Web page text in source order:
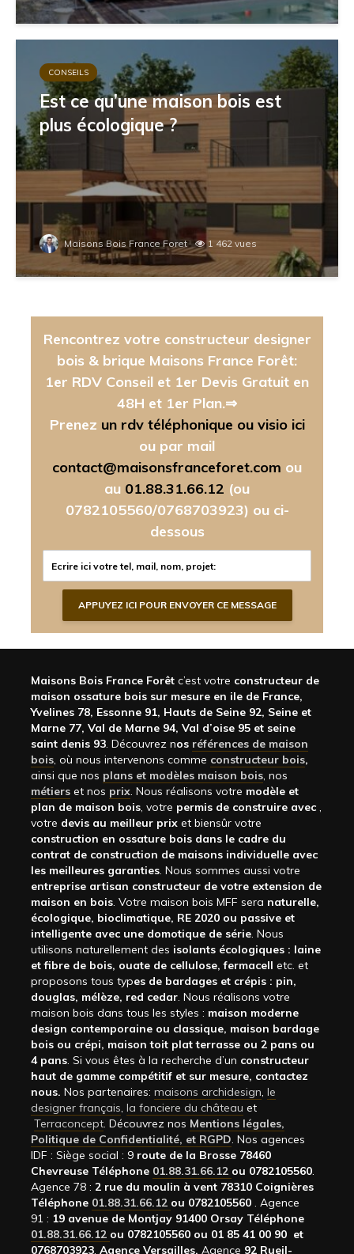
CONSEILS
Est ce qu’une maison bois est
plus écologique ?
Maisons Bois France Foret 1 462 vues
Rencontrez votre constructeur designer
bois & brique Maisons France Forêt:
1er RDV Conseil et 1er Devis Gratuit en
48H et 1er Plan.⇒
Prenez un rdv téléphonique ou visio ici
ou par mail
contact@maisonsfranceforet.com ou
au 01.88.31.66.12 (ou
0782105560/0768703923) ou ci-
dessous
Maisons Bois France Forêt c’est votre constructeur de
maison ossature bois sur mesure en ile de France,
Yvelines 78, Essonne 91, Hauts de Seine 92, Seine et
Marne 77, Val de Marne 94, Val d’oise 95 et seine
saint denis 93. Découvrez nos références de maison
bois, où nous intervenons comme constructeur bois,
ainsi que nos plans et modèles maison bois, nos
métiers et nos prix. Nous réalisons votre modèle et
plan de maison bois, votre permis de construire avec ,
votre devis au meilleur prix et biensûr votre
construction en ossature bois dans le cadre du
contrat de construction de maisons individuelle avec
les meilleures garanties. Nous sommes aussi votre
entreprise artisan constructeur de votre extension de
maison en bois. Votre maison bois MFF sera naturelle,
écologique, bioclimatique, RE 2020 ou passive et
intelligente avec une domotique de série. Nous
utilisons naturellement des isolants écologiques : laine
et fibre de bois, ouate de cellulose, fermacell etc. et
proposons tous types de bardages et crépis : pin,
douglas, mélèze, red cedar. Nous réalisons votre
maison bois dans tous les styles : maison moderne
design contemporaine ou classique, maison bardage
bois ou crépi, maison toit plat terrasse ou 2 pans ou
4 pans. Si vous êtes à la recherche d’un constructeur
haut de gamme compétitif et sur mesure, contactez
nous. Nos partenaires: maisons archidesign, le
designer français, la fonciere du château et
Terraconcept. Découvrez nos Mentions légales,
Politique de Confidentialité, et RGPD. Nos agences
IDF : Siège social : 9 route de la Brosse 78460
Chevreuse Téléphone 01.88.31.66.12 ou 0782105560.
Agence 78 : 2 rue du moulin à vent 78310 Coignières
Téléphone 01.88.31.66.12 ou 0782105560 . Agence
91 : 19 avenue de Montjay 91400 Orsay Téléphone
01.88.31.66.12 ou 0782105560 ou 01 85 41 00 90 et
0768703923. Agence Versailles. Agence 92 Rueil-